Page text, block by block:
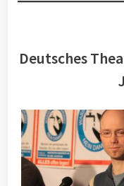
Deutsches